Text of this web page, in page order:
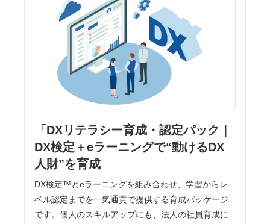
「DXリテラシー育成・認定パック｜
DX検定＋eラーニングで“動けるDX
人財”を育成
DX検定™とeラーニングを組み合わせ、学習からレ
ベル認定までを一気通貫で提供する育成パッケージ
です。個人のスキルアップにも、法人の社員育成に